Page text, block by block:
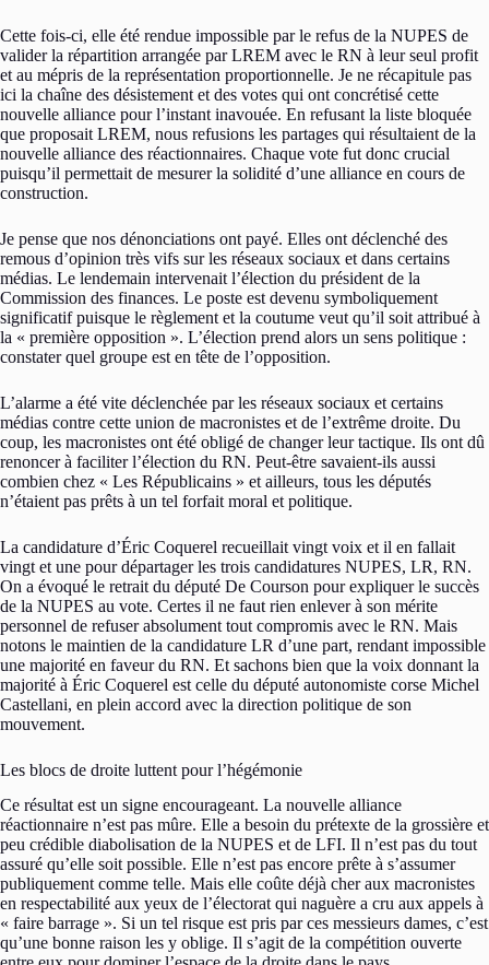
Cette fois-ci, elle été rendue impossible par le refus de la NUPES de
valider la répartition arrangée par LREM avec le RN à leur seul profit
et au mépris de la représentation proportionnelle. Je ne récapitule pas
ici la chaîne des désistement et des votes qui ont concrétisé cette
nouvelle alliance pour l’instant inavouée. En refusant la liste bloquée
que proposait LREM, nous refusions les partages qui résultaient de la
nouvelle alliance des réactionnaires. Chaque vote fut donc crucial
puisqu’il permettait de mesurer la solidité d’une alliance en cours de
construction.
Je pense que nos dénonciations ont payé. Elles ont déclenché des
remous d’opinion très vifs sur les réseaux sociaux et dans certains
médias. Le lendemain intervenait l’élection du président de la
Commission des finances. Le poste est devenu symboliquement
significatif puisque le règlement et la coutume veut qu’il soit attribué à
la « première opposition ». L’élection prend alors un sens politique :
constater quel groupe est en tête de l’opposition.
L’alarme a été vite déclenchée par les réseaux sociaux et certains
médias contre cette union de macronistes et de l’extrême droite. Du
coup, les macronistes ont été obligé de changer leur tactique. Ils ont dû
renoncer à faciliter l’élection du RN. Peut-être savaient-ils aussi
combien chez « Les Républicains » et ailleurs, tous les députés
n’étaient pas prêts à un tel forfait moral et politique.
La candidature d’Éric Coquerel recueillait vingt voix et il en fallait
vingt et une pour départager les trois candidatures NUPES, LR, RN.
On a évoqué le retrait du député De Courson pour expliquer le succès
de la NUPES au vote. Certes il ne faut rien enlever à son mérite
personnel de refuser absolument tout compromis avec le RN. Mais
notons le maintien de la candidature LR d’une part, rendant impossible
une majorité en faveur du RN. Et sachons bien que la voix donnant la
majorité à Éric Coquerel est celle du député autonomiste corse Michel
Castellani, en plein accord avec la direction politique de son
mouvement.
Les blocs de droite luttent pour l’hégémonie
Ce résultat est un signe encourageant. La nouvelle alliance
réactionnaire n’est pas mûre. Elle a besoin du prétexte de la grossière et
peu crédible diabolisation de la NUPES et de LFI. Il n’est pas du tout
assuré qu’elle soit possible. Elle n’est pas encore prête à s’assumer
publiquement comme telle. Mais elle coûte déjà cher aux macronistes
en respectabilité aux yeux de l’électorat qui naguère a cru aux appels à
« faire barrage ». Si un tel risque est pris par ces messieurs dames, c’est
qu’une bonne raison les y oblige. Il s’agit de la compétition ouverte